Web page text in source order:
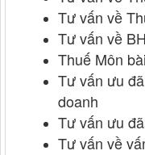
Tư vấn về
Tư vấn về
Thuế Môn
Tư vấn ưu
doanh
Tư vấn ưu
Tư vấn về